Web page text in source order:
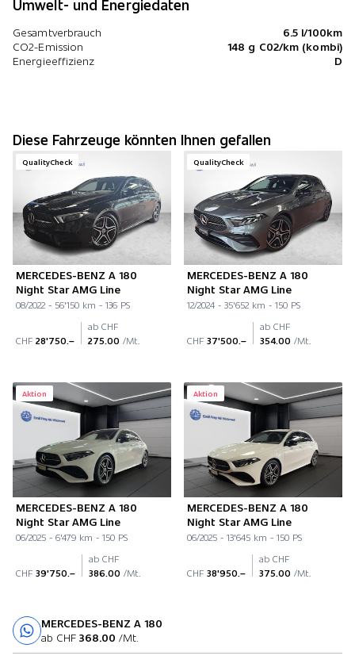
Umwelt- und Energiedaten
Gesamtverbrauch
6.5 l/100km
CO2-Emission
148 g C02/km (kombi)
Energieeffizienz
D
Diese Fahrzeuge könnten Ihnen gefallen
QualityCheck
MERCEDES-BENZ A 180
Night Star AMG Line
08/2022 - 56'150 km - 136 PS
CHF 28'750.–
ab CHF
275.00 /Mt.
QualityCheck
MERCEDES-BENZ A 180
Night Star AMG Line
12/2024 - 35'652 km - 150 PS
CHF 37'500.–
ab CHF
354.00 /Mt.
Aktion
MERCEDES-BENZ A 180
Night Star AMG Line
06/2025 - 6'479 km - 150 PS
CHF 39'750.–
ab CHF
386.00 /Mt.
Aktion
MERCEDES-BENZ A 180
Night Star AMG Line
06/2025 - 13'645 km - 150 PS
CHF 38'950.–
ab CHF
375.00 /Mt.
MERCEDES-BENZ A 180
ab CHF 368.00 /Mt.